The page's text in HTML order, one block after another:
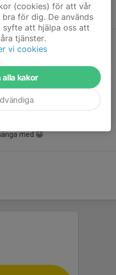
hinderbana där vi testar på
Vi testar balansen, modet,
med.😀
(cookies) för att vår
för dig. De används
syfte att hjälpa oss att
tjänster.
vi cookies
alla kakor